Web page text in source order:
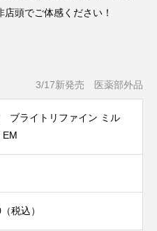
頭でご体感ください！
3/17新発売 医薬部外品
ブライトリファイン ミル
EM
税込）